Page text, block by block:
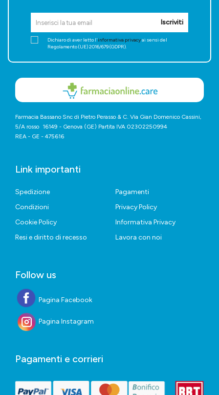
Iscriviti
Dichiaro di aver letto l'informativa privacyai sensi del
Regolamento (UE) 2016/679 (GDPR).
Farmacia Bassano Snc di Pietro Perasso & C. Via Gian Domenico Cassini,
5/A rosso 16149 - Genova (GE) Partita IVA 02302250994
REA - GE - 475616
Link importanti
Spedizione
Pagamenti
Condizioni
Privacy Policy
Cookie Policy
Informativa Privacy
Resi e diritto di recesso
Lavora con noi
Follow us
Pagina Facebook
Pagina Instagram
Pagamenti e corrieri